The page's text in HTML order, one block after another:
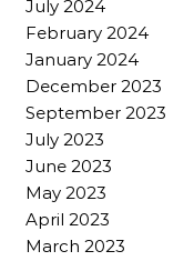
July 2024
February 2024
January 2024
December 2023
September 2023
July 2023
June 2023
May 2023
April 2023
March 2023